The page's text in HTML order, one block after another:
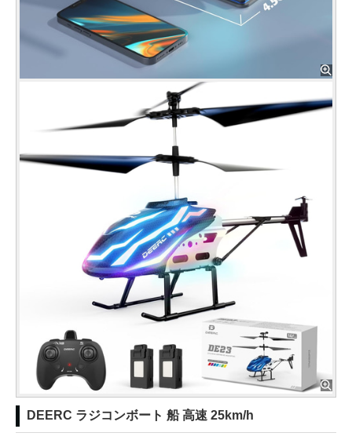
DEERC ラジコンボート 船 高速 25km/h